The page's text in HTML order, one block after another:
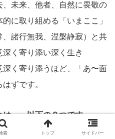
未来、他者、自然に畏敬の
に取り組める「いまここ」
諸行無我、涅槃静寂）と共
く寄り添い深く生き
く寄り添うほど、「あ〜面
ずです。
、」以下の８つです。
索 トップ サイドバー